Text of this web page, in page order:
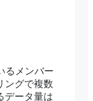
るメンバー
ングで複数
データ量は